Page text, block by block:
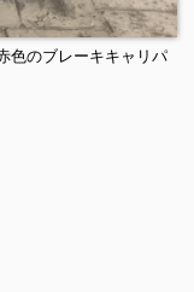
色のブレーキキャリパ